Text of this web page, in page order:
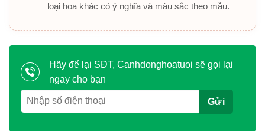
loại hoa khác có ý nghĩa và màu sắc theo mẫu.
Hãy để lại SĐT, Canhdonghoatuoi sẽ gọi lại
ngay cho bạn